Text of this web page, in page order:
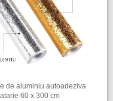
de aluminiu autoadeziva
60 x 300 cm